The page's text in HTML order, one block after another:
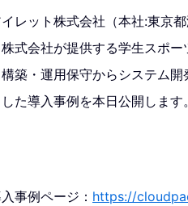
レット株式会社（本社:東京
株式会社が提供する学生スポ
築・運用保守からシステム
た導入事例を本日公開します。
事例ページ： https://